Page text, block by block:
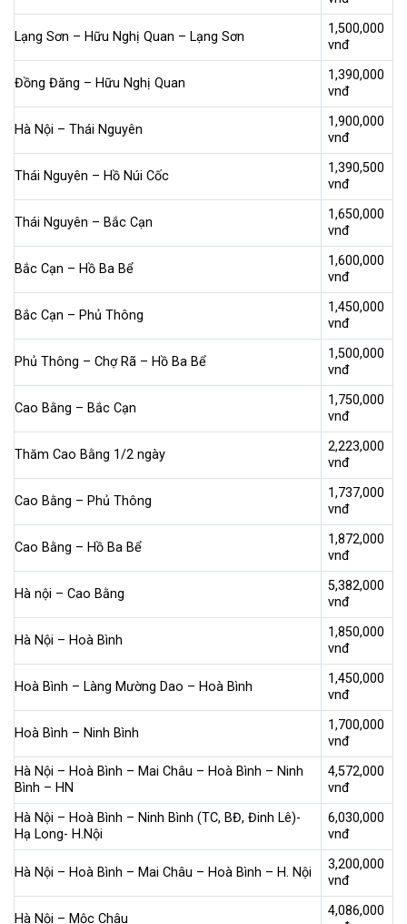
Lạng Sơn – Hữu Nghị Quan – Lạng Sơn
1,500,000
vnđ
Đồng Đăng – Hữu Nghị Quan
1,390,000
vnđ
Hà Nội – Thái Nguyên
1,900,000
vnđ
Thái Nguyên – Hồ Núi Cốc
1,390,500
vnđ
Thái Nguyên – Bắc Cạn
1,650,000
vnđ
Bắc Cạn – Hồ Ba Bể
1,600,000
vnđ
Bắc Cạn – Phủ Thông
1,450,000
vnđ
Phủ Thông – Chợ Rã – Hồ Ba Bể
1,500,000
vnđ
Cao Bằng – Bắc Cạn
1,750,000
vnđ
Thăm Cao Bằng 1/2 ngày
2,223,000
vnđ
Cao Bằng – Phủ Thông
1,737,000
vnđ
Cao Bằng – Hồ Ba Bể
1,872,000
vnđ
Hà nội – Cao Bằng
5,382,000
vnđ
Hà Nội – Hoà Bình
1,850,000
vnđ
Hoà Bình – Làng Mường Dao – Hoà Bình
1,450,000
vnđ
Hoà Bình – Ninh Bình
1,700,000
vnđ
Hà Nội – Hoà Bình – Mai Châu – Hoà Bình – Ninh
Bình – HN
4,572,000
vnđ
Hà Nội – Hoà Bình – Ninh Bình (TC, BĐ, Đinh Lê)-
Hạ Long- H.Nội
6,030,000
vnđ
Hà Nội – Hoà Bình – Mai Châu – Hoà Bình – H. Nội
3,200,000
vnđ
Hà Nội – Mộc Châu
4,086,000